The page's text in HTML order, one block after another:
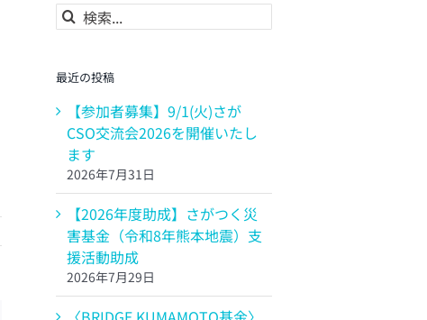
検
索
最近の投稿
【参加者募集】9/1(火)さが
CSO交流会2026を開催いたし
ます
2026年7月31日
【2026年度助成】さがつく災
害基金（令和8年熊本地震）支
援活動助成
2026年7月29日